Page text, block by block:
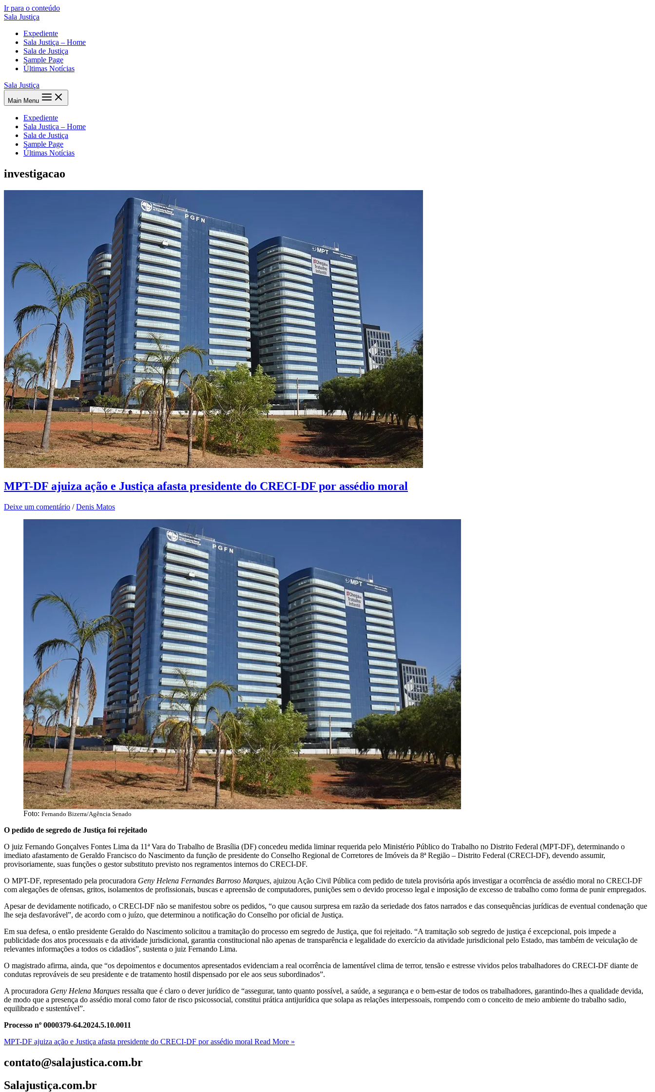
Ir para o conteúdo
Sala Justiça
Expediente
Sala Justiça – Home
Sala de Justiça
Sample Page
Últimas Notícias
Sala Justiça
Main Menu
Expediente
Sala Justiça – Home
Sala de Justiça
Sample Page
Últimas Notícias
investigacao
MPT-DF ajuiza ação e Justiça afasta presidente do CRECI-DF por assédio moral
Deixe um comentário /Denis Matos
Foto: Fernando Bizerra/Agência Senado
O pedido de segredo de Justiça foi rejeitado
O juiz Fernando Gonçalves Fontes Lima da 11ª Vara do Trabalho de Brasília (DF) concedeu medida liminar requerida pelo Ministério Público do Trabalho no Distrito Federal (MPT-DF), determinando o
imediato afastamento de Geraldo Francisco do Nascimento da função de presidente do Conselho Regional de Corretores de Imóveis da 8ª Região – Distrito Federal (CRECI-DF), devendo assumir,
provisoriamente, suas funções o gestor substituto previsto nos regramentos internos do CRECI-DF.
O MPT-DF, representado pela procuradora Geny Helena Fernandes Barroso Marques, ajuizou Ação Civil Pública com pedido de tutela provisória após investigar a ocorrência de assédio moral no CRECI-DF
com alegações de ofensas, gritos, isolamentos de profissionais, buscas e apreensão de computadores, punições sem o devido processo legal e imposição de excesso de trabalho como forma de punir empregados.
Apesar de devidamente notificado, o CRECI-DF não se manifestou sobre os pedidos, “o que causou surpresa em razão da seriedade dos fatos narrados e das consequências jurídicas de eventual condenação que
lhe seja desfavorável”, de acordo com o juízo, que determinou a notificação do Conselho por oficial de Justiça.
Em sua defesa, o então presidente Geraldo do Nascimento solicitou a tramitação do processo em segredo de Justiça, que foi rejeitado. “A tramitação sob segredo de justiça é excepcional, pois impede a
publicidade dos atos processuais e da atividade jurisdicional, garantia constitucional não apenas de transparência e legalidade do exercício da atividade jurisdicional pelo Estado, mas também de veiculação de
relevantes informações a todos os cidadãos”, sustenta o juiz Fernando Lima.
O magistrado afirma, ainda, que “os depoimentos e documentos apresentados evidenciam a real ocorrência de lamentável clima de terror, tensão e estresse vividos pelos trabalhadores do CRECI-DF diante de
condutas reprováveis de seu presidente e de tratamento hostil dispensado por ele aos seus subordinados”.
A procuradora Geny Helena Marques ressalta que é claro o dever jurídico de “assegurar, tanto quanto possível, a saúde, a segurança e o bem-estar de todos os trabalhadores, garantindo-lhes a qualidade devida,
de modo que a presença do assédio moral como fator de risco psicossocial, constitui prática antijurídica que solapa as relações interpessoais, rompendo com o conceito de meio ambiente do trabalho sadio,
equilibrado e sustentável”.
Processo nº 0000379-64.2024.5.10.0011
MPT-DF ajuiza ação e Justiça afasta presidente do CRECI-DF por assédio moral Read More »
contato@salajustica.com.br
Salajustiça.com.br